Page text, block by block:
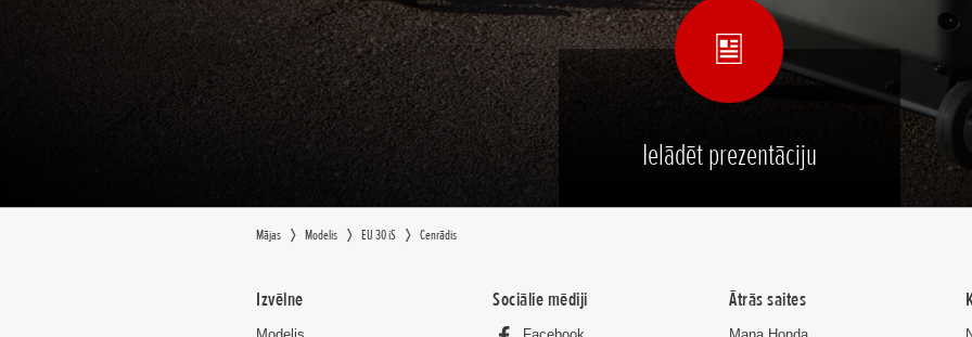
Ielādēt prezentāciju
Mājas Modelis EU 30 iS Cenrādis
Izvēlne Sociālie mēdiji Ātrās saites